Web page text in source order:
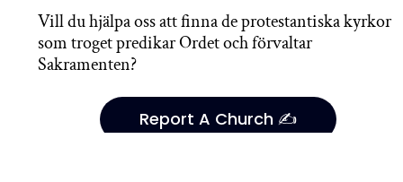
Vill du hjälpa oss att finna de protestantiska kyrkor
som troget predikar Ordet och förvaltar
Sakramenten?
Report A Church ✍️